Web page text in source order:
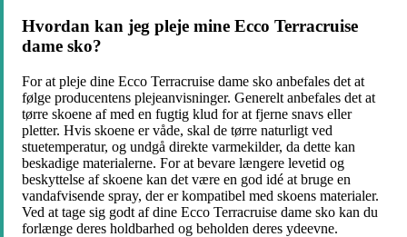
Hvordan kan jeg pleje mine Ecco Terracruise
dame sko?
For at pleje dine Ecco Terracruise dame sko anbefales det at
følge producentens plejeanvisninger. Generelt anbefales det at
tørre skoene af med en fugtig klud for at fjerne snavs eller
pletter. Hvis skoene er våde, skal de tørre naturligt ved
stuetemperatur, og undgå direkte varmekilder, da dette kan
beskadige materialerne. For at bevare længere levetid og
beskyttelse af skoene kan det være en god idé at bruge en
vandafvisende spray, der er kompatibel med skoens materialer.
Ved at tage sig godt af dine Ecco Terracruise dame sko kan du
forlænge deres holdbarhed og beholden deres ydeevne.